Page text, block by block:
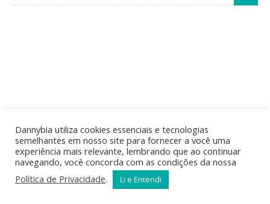
Dannybia utiliza cookies essenciais e tecnologias
semelhantes em nosso site para fornecer a você uma
experiência mais relevante, lembrando que ao continuar
navegando, você concorda com as condições da nossa
Política de Privacidade. Li e Entendi